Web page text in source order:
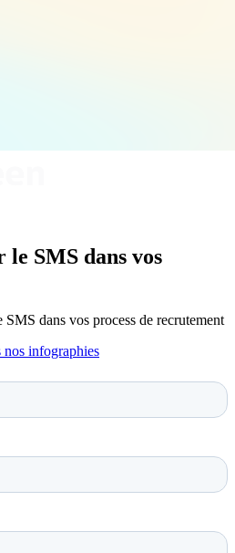
le SMS dans vos
dans vos process de recrutement
nos infographies